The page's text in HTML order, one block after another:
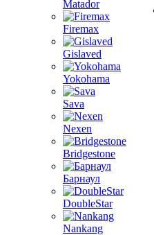
Matador
Firemax
Gislaved
Yokohama
Sava
Nexen
Bridgestone
Барнаул
DoubleStar
Nankang